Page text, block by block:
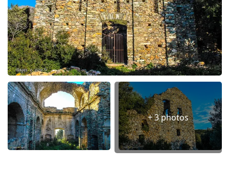
+ 3 photos